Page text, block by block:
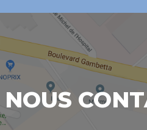
NOUS